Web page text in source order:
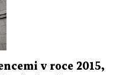
v roce 2015,